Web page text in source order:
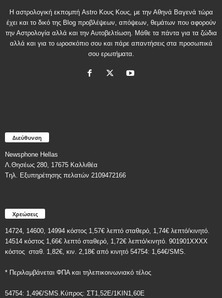
Η αστρολογική εκπομπή Astro Κους Κους, με την Αθηνά Βαγενά τώρα
έχει και το δικό της Blog προβλέψεων, απόψεων, θεμάτων που αφορούν
την Αστρολογία αλλά και την Αυτοβελτίωση. Μάθε τα πάντα για τα ζώδια
αλλά και για το ωροσκόπιο σου και πάρε απαντήσεις στα προσωπικά
σου ερωτήματα.
Διεύθυνση
Newsphone Hellas
Λ.Θησέως 280, 17675 Καλλιθέα
Tηλ. Εξυπηρέτησης πελατών 2109472166
Χρεώσεις
14724, 14600, 14994 κόστος 1,57€ λεπτό σταθερό, 1,74€ λεπτό/κινητό.
14514 κόστος 1,66€ λεπτό σταθερό, 1,72€ λεπτό/κινητό. 901901ΧΧΧΧ
κόστος σταθ. 1,82€, κιν. 2,18€ από κινητό 54754: 1,64€/SMS.
* Περιλαμβάνεται ΦΠΑ και τηλεπικοινωνιακό τέλος
54754: 1,49€/SMS.Κύπρος: ΣT1,52E/1KIN1,60E